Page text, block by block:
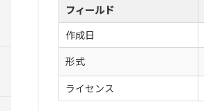
フィールド
作成日
形式
ライセンス